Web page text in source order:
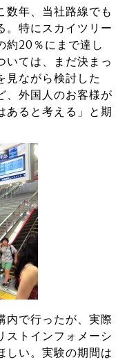
数年、当社路線でも
。特にスカイツリー
約20％にまで達し
いては、まだ決まっ
見ながら検討した
、外国人のお客様が
あると考える」と期
内で行ったが、実際
ストインフォメーシ
しい。実験の期間は